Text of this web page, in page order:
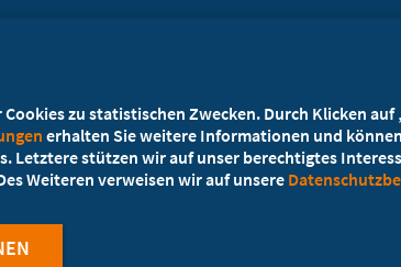
zu statistischen Zwecken. Durch Klicken
erhalten Sie weitere Informationen und
stützen wir auf unser berechtigtes
Weiteren verweisen wir auf unsere